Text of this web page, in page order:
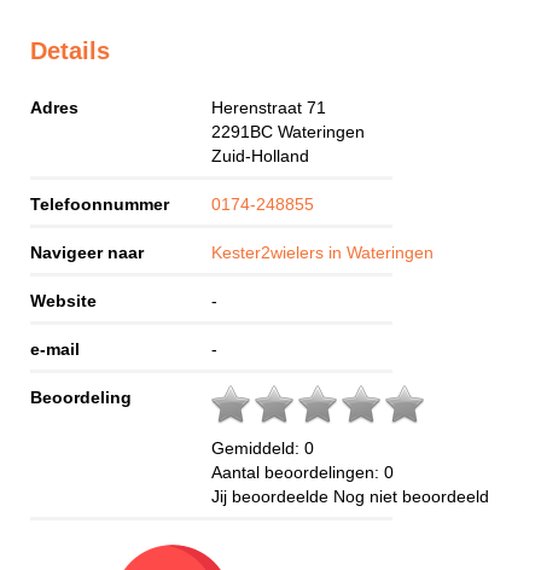
Details
Adres
Herenstraat 71
2291BC Wateringen
Zuid-Holland
Telefoonnummer 0174-248855
Navigeer naar Kester2wielers in Wateringen
Website -
e-mail -
Beoordeling
Gemiddeld: 0
Aantal beoordelingen: 0
Jij beoordeelde Nog niet beoordeeld